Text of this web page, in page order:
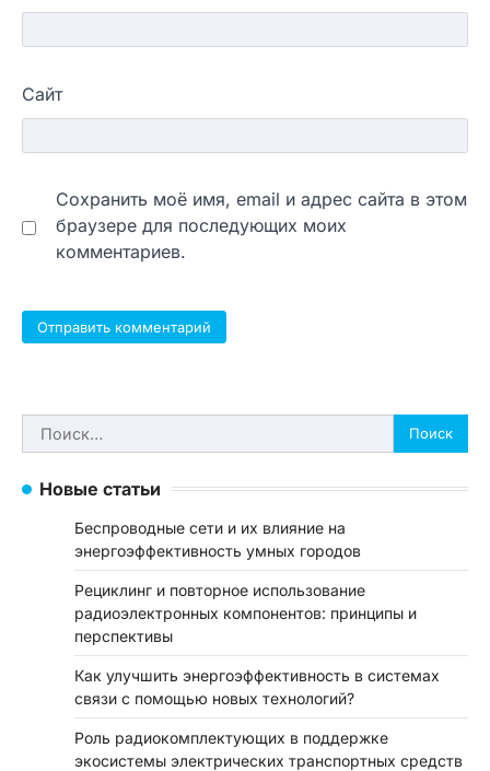
Сайт
Сохранить моё имя, email и адрес сайта в этом
браузере для последующих моих
комментариев.
Найти:
Новые статьи
Беспроводные сети и их влияние на
энергоэффективность умных городов
Рециклинг и повторное использование
радиоэлектронных компонентов: принципы и
перспективы
Как улучшить энергоэффективность в системах
связи с помощью новых технологий?
Роль радиокомплектующих в поддержке
экосистемы электрических транспортных средств